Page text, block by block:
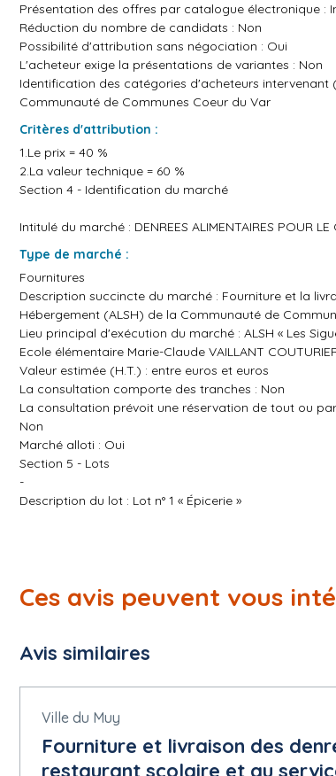
Présentation des offres par catalogue électronique :
Réduction du nombre de candidats : Non
Possibilité d'attribution sans négociation : Oui
L'acheteur exige la présentations de variantes : Non
Identification des catégories d'acheteurs intervenant
Communauté de Communes Coeur du Var
Critères d'attribution :
1.Le prix = 40 %
2.La valeur technique = 60 %
Section 4 - Identification du marché
Intitulé du marché : DENREES ALIMENTAIRES POUR LE
Type de marché :
Fournitures
Description succincte du marché : Fourniture et la
Hébergement (ALSH) de la Communauté de
Lieu principal d'exécution du marché : ALSH « Les
Ecole élémentaire Marie-Claude VAILLANT
Valeur estimée (H.T.) : entre euros et euros
La consultation comporte des tranches : Non
La consultation prévoit une réservation de tout ou
Non
Marché alloti : Oui
Section 5 - Lots
-
Description du lot : Lot n° 1 « Épicerie »
1520 Chemin Henri JULIEN
83590 GONFARON
Ecole élémentaire Marie-Claude VAILLANT COUTURIER
83660 CARNOULES -
Code(s) CPV additionnel(s) - Descripteur principal :
Lieu d'exécution du lot : ALSH « Les Sigues »
Ces avis peuvent vous
Avis similaires
Ville du Muy
Fourniture et livraison des
restaurant scolaire et au